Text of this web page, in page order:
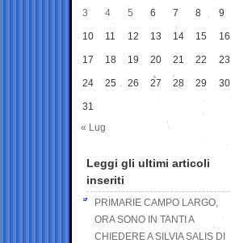
3 4 5 6 7 8 9
10 11 12 13 14 15 16
17 18 19 20 21 22 23
24 25 26 27 28 29 30
31
« Lug
Leggi gli ultimi articoli
inseriti
PRIMARIE CAMPO LARGO,
ORA SONO IN TANTI A
CHIEDERE A SILVIA SALIS DI